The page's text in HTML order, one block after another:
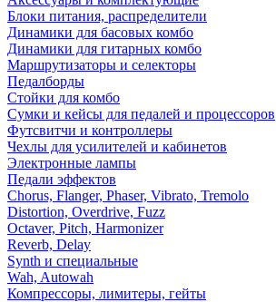
Блоки питания, распределители
Динамики для басовых комбо
Динамики для гитарных комбо
Маршрутизаторы и селекторы
Педалборды
Стойки для комбо
Сумки и кейсы для педалей и процессоров
Футсвитчи и контроллеры
Чехлы для усилителей и кабинетов
Электронные лампы
Педали эффектов
Chorus, Flanger, Phaser, Vibrato, Tremolo
Distortion, Overdrive, Fuzz
Octaver, Pitch, Harmonizer
Reverb, Delay
Synth и специальные
Wah, Autowah
Компрессоры, лимитеры, гейты